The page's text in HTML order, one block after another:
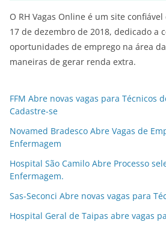
O RH Vagas Online é um site
17 de dezembro de 2018, dedicado a
oportunidades de emprego na área
maneiras de gerar renda extra.
FFM Abre novas vagas para Técnicos
Cadastre-se
Novamed Bradesco Abre Vagas de
Enfermagem
Hospital São Camilo Abre Processo
Enfermagem.
Sas-Seconci Abre novas vagas para
Hospital Geral de Taipas abre vagas